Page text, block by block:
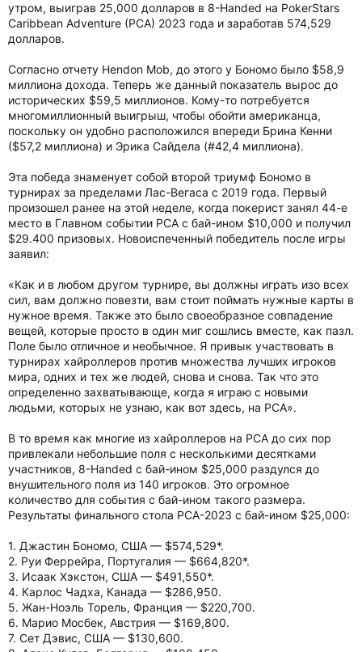
утром, выиграв 25,000 долларов в 8-Handed на PokerStars
Caribbean Adventure (PCA) 2023 года и заработав 574,529
долларов.
Согласно отчету Hendon Mob, до этого у Бономо было $58,9
миллиона дохода. Теперь же данный показатель вырос до
исторических $59,5 миллионов. Кому-то потребуется
многомиллионный выигрыш, чтобы обойти американца,
поскольку он удобно расположился впереди Брина Кенни
($57,2 миллиона) и Эрика Сайдела (#42,4 миллиона).
Эта победа знаменует собой второй триумф Бономо в
турнирах за пределами Лас-Вегаса с 2019 года. Первый
произошел ранее на этой неделе, когда покерист занял 44-е
место в Главном событии PCA с бай-ином $10,000 и получил
$29.400 призовых. Новоиспеченный победитель после игры
заявил:
«Как и в любом другом турнире, вы должны играть изо всех
сил, вам должно повезти, вам стоит поймать нужные карты в
нужное время. Также это было своеобразное совпадение
вещей, которые просто в один миг сошлись вместе, как пазл.
Поле было отличное и необычное. Я привык участвовать в
турнирах хайроллеров против множества лучших игроков
мира, одних и тех же людей, снова и снова. Так что это
определенно захватывающе, когда я играю с новыми
людьми, которых не узнаю, как вот здесь, на PCA».
В то время как многие из хайроллеров на PCA до сих пор
привлекали небольшие поля с несколькими десятками
участников, 8-Handed с бай-ином $25,000 раздулся до
внушительного поля из 140 игроков. Это огромное
количество для события с бай-ином такого размера.
Результаты финального стола PCA-2023 с бай-ином $25,000:
1. Джастин Бономо, США — $574,529*.
2. Руи Феррейра, Португалия — $664,820*.
3. Исаак Хэкстон, США — $491,550*.
4. Карлос Чадха, Канада — $286,950.
5. Жан-Ноэль Торель, Франция — $220,700.
6. Марио Мосбек, Австрия — $169,800.
7. Сет Дэвис, США — $130,600.